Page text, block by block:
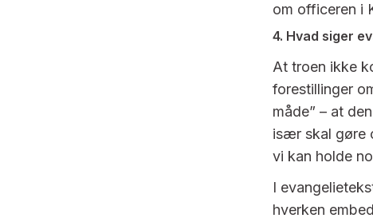
om officeren i
4. Hvad siger
At troen ikke
forestillinger
måde” – at
især skal gøre
vi kan holde
I
hverken